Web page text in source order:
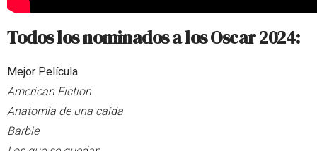
Todos los nominados a los Oscar 2024:
Mejor Película
American Fiction
Anatomía de una caída
Barbie